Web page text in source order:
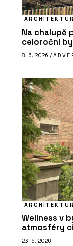
Na chalupě
celoroční
8. 6. 2026 /
Wellness v
atmosféry
23. 6. 2026